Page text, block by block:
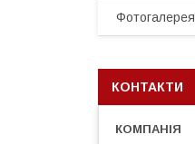
Фотогалерея
КОНТАКТИ